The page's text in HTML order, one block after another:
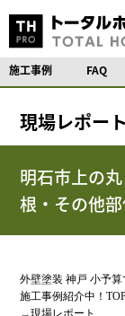
施工事例 FAQ
現場レポート
明石市上の
根・その他
外壁塗装 神戸 小予
施工事例紹介中！
→現場レポート